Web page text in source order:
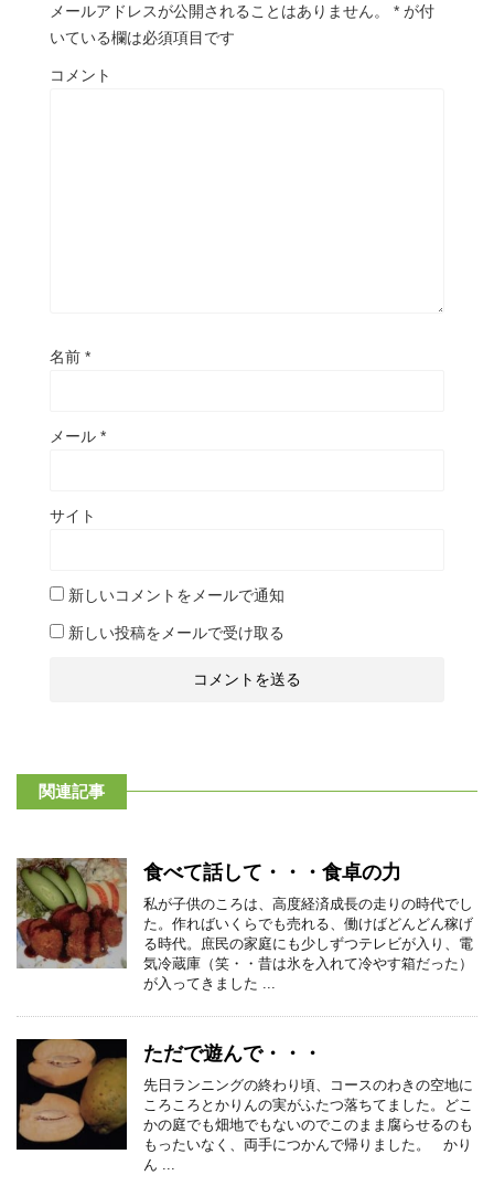
メールアドレスが公開されることはありません。 * が付
いている欄は必須項目です
コメント
名前 *
メール *
サイト
新しいコメントをメールで通知
新しい投稿をメールで受け取る
関連記事
食べて話して・・・食卓の力
私が子供のころは、高度経済成長の走りの時代でし
た。作ればいくらでも売れる、働けばどんどん稼げ
る時代。庶民の家庭にも少しずつテレビが入り、電
気冷蔵庫（笑・・昔は氷を入れて冷やす箱だった）
が入ってきました ...
ただで遊んで・・・
先日ランニングの終わり頃、コースのわきの空地に
ころころとかりんの実がふたつ落ちてました。どこ
かの庭でも畑地でもないのでこのまま腐らせるのも
もったいなく、両手につかんで帰りました。 かり
ん ...